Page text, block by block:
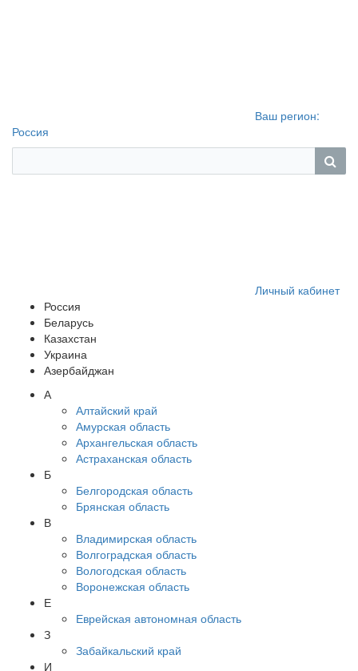
Ваш регион:
Россия
Личный кабинет
Россия
Беларусь
Казахстан
Украина
Азербайджан
А
Алтайский край
Амурская область
Архангельская область
Астраханская область
Б
Белгородская область
Брянская область
В
Владимирская область
Волгоградская область
Вологодская область
Воронежская область
Е
Еврейская автономная область
З
Забайкальский край
И